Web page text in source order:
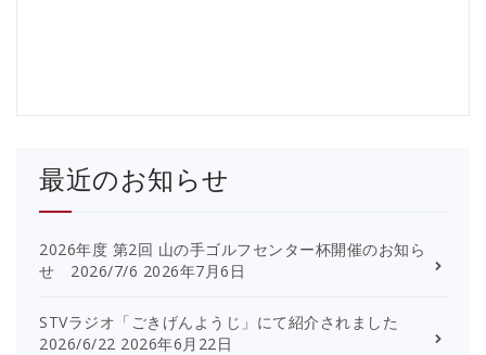
最近のお知らせ
2026年度 第2回 山の手ゴルフセンター杯開催のお知ら
せ 2026/7/6 2026年7月6日
STVラジオ「ごきげんようじ」にて紹介されました
2026/6/22 2026年6月22日